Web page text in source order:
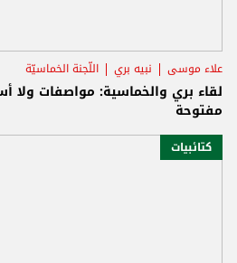
علاء موسى نبيه بري اللّجنة الخماسيّة
لقاء بري والخماسية: مواصفات ولا
مفتوحة
كتائبيات